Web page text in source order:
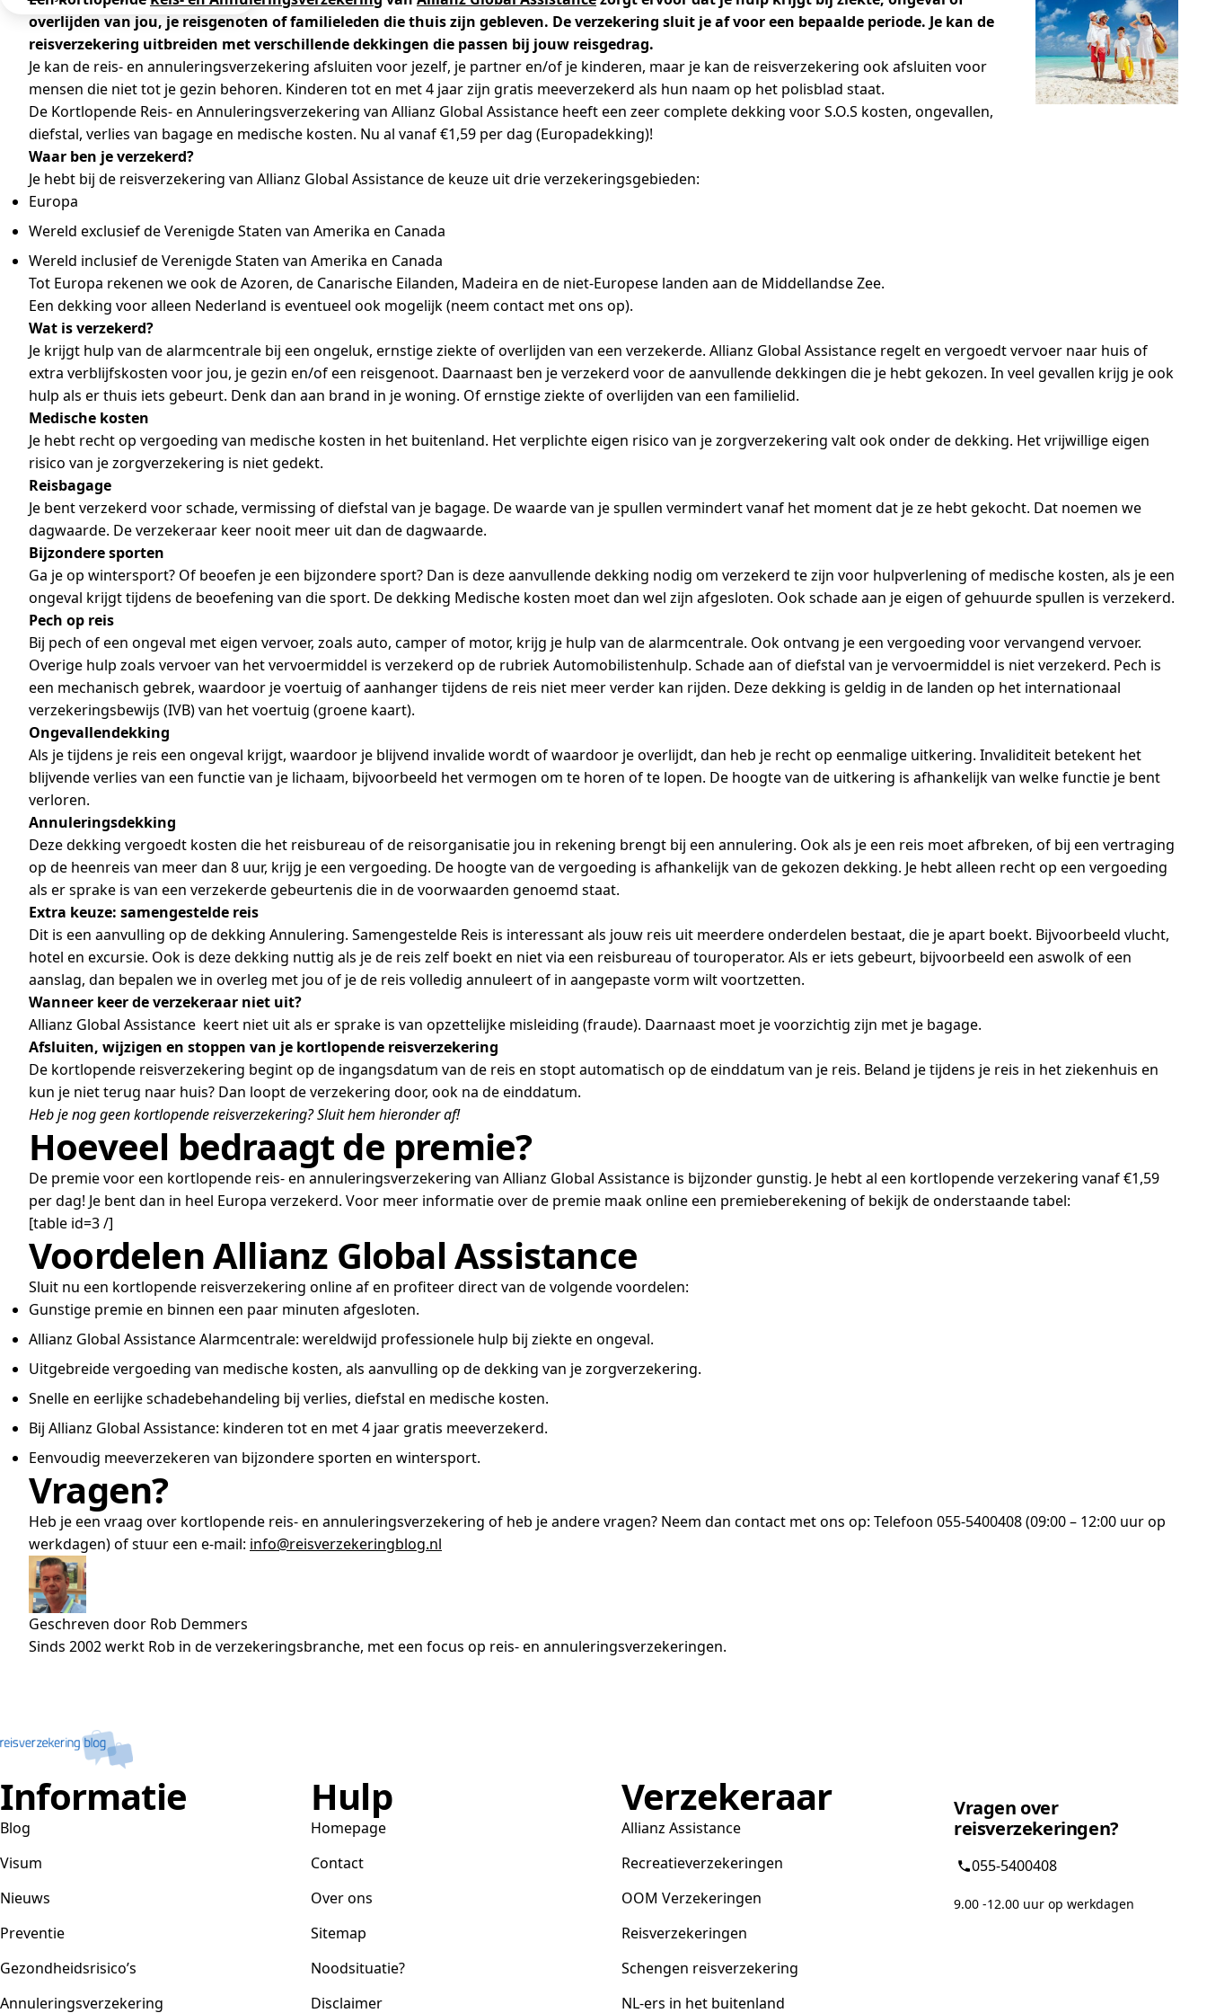
overlijden van jou, je reisgenoten of familieleden die thuis zijn gebleven. De verzekering sluit je af voor een bepaalde periode. Je kan de
reisverzekering uitbreiden met verschillende dekkingen die passen bij jouw reisgedrag.
Je kan de reis- en annuleringsverzekering afsluiten voor jezelf, je partner en/of je kinderen, maar je kan de reisverzekering ook afsluiten voor
mensen die niet tot je gezin behoren. Kinderen tot en met 4 jaar zijn gratis meeverzekerd als hun naam op het polisblad staat.
De Kortlopende Reis- en Annuleringsverzekering van Allianz Global Assistance heeft een zeer complete dekking voor S.O.S kosten, ongevallen,
diefstal, verlies van bagage en medische kosten. Nu al vanaf €1,59 per dag (Europadekking)!
Waar ben je verzekerd?
Je hebt bij de reisverzekering van Allianz Global Assistance de keuze uit drie verzekeringsgebieden:
Europa
Wereld exclusief de Verenigde Staten van Amerika en Canada
Wereld inclusief de Verenigde Staten van Amerika en Canada
Tot Europa rekenen we ook de Azoren, de Canarische Eilanden, Madeira en de niet-Europese landen aan de Middellandse Zee.
Een dekking voor alleen Nederland is eventueel ook mogelijk (neem contact met ons op).
Wat is verzekerd?
Je krijgt hulp van de alarmcentrale bij een ongeluk, ernstige ziekte of overlijden van een verzekerde. Allianz Global Assistance regelt en vergoedt vervoer naar huis of
extra verblijfskosten voor jou, je gezin en/of een reisgenoot. Daarnaast ben je verzekerd voor de aanvullende dekkingen die je hebt gekozen. In veel gevallen krijg je ook
hulp als er thuis iets gebeurt. Denk dan aan brand in je woning. Of ernstige ziekte of overlijden van een familielid.
Medische kosten
Je hebt recht op vergoeding van medische kosten in het buitenland. Het verplichte eigen risico van je zorgverzekering valt ook onder de dekking. Het vrijwillige eigen
risico van je zorgverzekering is niet gedekt.
Reisbagage
Je bent verzekerd voor schade, vermissing of diefstal van je bagage. De waarde van je spullen vermindert vanaf het moment dat je ze hebt gekocht. Dat noemen we
dagwaarde. De verzekeraar keer nooit meer uit dan de dagwaarde.
Bijzondere sporten
Ga je op wintersport? Of beoefen je een bijzondere sport? Dan is deze aanvullende dekking nodig om verzekerd te zijn voor hulpverlening of medische kosten, als je een
ongeval krijgt tijdens de beoefening van die sport. De dekking Medische kosten moet dan wel zijn afgesloten. Ook schade aan je eigen of gehuurde spullen is verzekerd.
Pech op reis
Bij pech of een ongeval met eigen vervoer, zoals auto, camper of motor, krijg je hulp van de alarmcentrale. Ook ontvang je een vergoeding voor vervangend vervoer.
Overige hulp zoals vervoer van het vervoermiddel is verzekerd op de rubriek Automobilistenhulp. Schade aan of diefstal van je vervoermiddel is niet verzekerd. Pech is
een mechanisch gebrek, waardoor je voertuig of aanhanger tijdens de reis niet meer verder kan rijden. Deze dekking is geldig in de landen op het internationaal
verzekeringsbewijs (IVB) van het voertuig (groene kaart).
Ongevallendekking
Als je tijdens je reis een ongeval krijgt, waardoor je blijvend invalide wordt of waardoor je overlijdt, dan heb je recht op eenmalige uitkering. Invaliditeit betekent het
blijvende verlies van een functie van je lichaam, bijvoorbeeld het vermogen om te horen of te lopen. De hoogte van de uitkering is afhankelijk van welke functie je bent
verloren.
Annuleringsdekking
Deze dekking vergoedt kosten die het reisbureau of de reisorganisatie jou in rekening brengt bij een annulering. Ook als je een reis moet afbreken, of bij een vertraging
op de heenreis van meer dan 8 uur, krijg je een vergoeding. De hoogte van de vergoeding is afhankelijk van de gekozen dekking. Je hebt alleen recht op een vergoeding
als er sprake is van een verzekerde gebeurtenis die in de voorwaarden genoemd staat.
Extra keuze: samengestelde reis
Dit is een aanvulling op de dekking Annulering. Samengestelde Reis is interessant als jouw reis uit meerdere onderdelen bestaat, die je apart boekt. Bijvoorbeeld vlucht,
hotel en excursie. Ook is deze dekking nuttig als je de reis zelf boekt en niet via een reisbureau of touroperator. Als er iets gebeurt, bijvoorbeeld een aswolk of een
aanslag, dan bepalen we in overleg met jou of je de reis volledig annuleert of in aangepaste vorm wilt voortzetten.
Wanneer keer de verzekeraar niet uit?
Allianz Global Assistance keert niet uit als er sprake is van opzettelijke misleiding (fraude). Daarnaast moet je voorzichtig zijn met je bagage.
Afsluiten, wijzigen en stoppen van je kortlopende reisverzekering
De kortlopende reisverzekering begint op de ingangsdatum van de reis en stopt automatisch op de einddatum van je reis. Beland je tijdens je reis in het ziekenhuis en
kun je niet terug naar huis? Dan loopt de verzekering door, ook na de einddatum.
Heb je nog geen kortlopende reisverzekering? Sluit hem hieronder af!
Hoeveel bedraagt de premie?
De premie voor een kortlopende reis- en annuleringsverzekering van Allianz Global Assistance is bijzonder gunstig. Je hebt al een kortlopende verzekering vanaf €1,59
per dag! Je bent dan in heel Europa verzekerd. Voor meer informatie over de premie maak online een premieberekening of bekijk de onderstaande tabel:
[table id=3 /]
Voordelen Allianz Global Assistance
Sluit nu een kortlopende reisverzekering online af en profiteer direct van de volgende voordelen:
Gunstige premie en binnen een paar minuten afgesloten.
Allianz Global Assistance Alarmcentrale: wereldwijd professionele hulp bij ziekte en ongeval.
Uitgebreide vergoeding van medische kosten, als aanvulling op de dekking van je zorgverzekering.
Snelle en eerlijke schadebehandeling bij verlies, diefstal en medische kosten.
Bij Allianz Global Assistance: kinderen tot en met 4 jaar gratis meeverzekerd.
Eenvoudig meeverzekeren van bijzondere sporten en wintersport.
Vragen?
Heb je een vraag over kortlopende reis- en annuleringsverzekering of heb je andere vragen? Neem dan contact met ons op: Telefoon 055-5400408 (09:00 – 12:00 uur op
werkdagen) of stuur een e-mail: info@reisverzekeringblog.nl
Geschreven door Rob Demmers
Sinds 2002 werkt Rob in de verzekeringsbranche, met een focus op reis- en annuleringsverzekeringen.
Informatie
Blog
Visum
Nieuws
Preventie
Gezondheidsrisico’s
Annuleringsverzekering
Hulp
Homepage
Contact
Over ons
Sitemap
Noodsituatie?
Disclaimer
Verzekeraar
Allianz Assistance
Recreatieverzekeringen
OOM Verzekeringen
Reisverzekeringen
Schengen reisverzekering
NL-ers in het buitenland
Vragen over
reisverzekeringen?
055-5400408
9.00 -12.00 uur op werkdagen